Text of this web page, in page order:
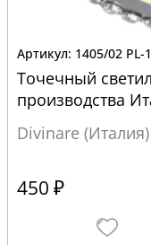
1405/02 PL-1
Точечный
производства
Divinare (Италия)
450 ₽